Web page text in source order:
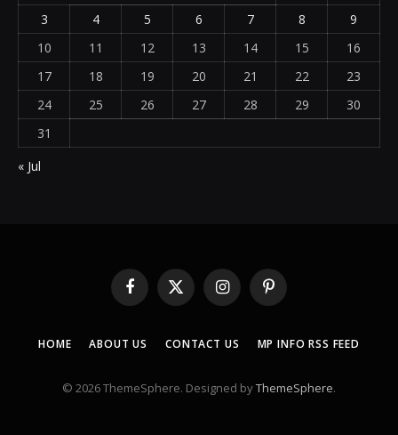
3
4 5 6 7 8
9
10
11 12 13 14 15
16
17
18 19 20 21 22
23
24
25 26 27 28 29
30
31
« Jul
Facebook
X
(Twitter)
InstagramPinterest
HOME ABOUT US CONTACT US MP INFO RSS FEED
© 2026 ThemeSphere. Designed byThemeSphere.